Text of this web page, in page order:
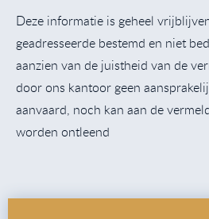
Deze informatie is geheel
geadresseerde bestemd en niet
aanzien van de juistheid van de
door ons kantoor geen
aanvaard, noch kan aan de
worden ontleend